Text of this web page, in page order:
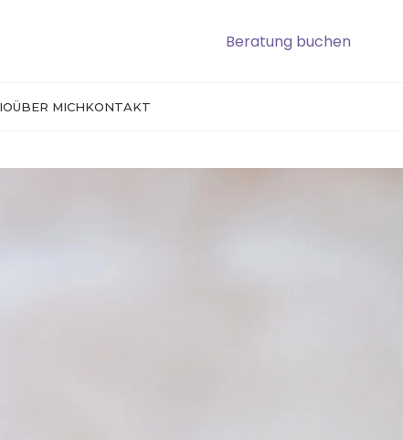
Beratung buchen
ÜBER MICHKONTAKT
für PMU Artists